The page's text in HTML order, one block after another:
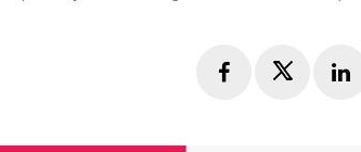
Facebook